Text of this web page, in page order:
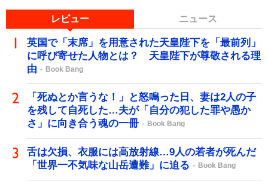
レビュー ニュース
英国で「末席」を用意された天皇陛下を「最前列」
に呼び寄せた人物とは？ 天皇陛下が尊敬される理
由
Book Bang
「死ぬとか言うな！」と怒鳴った日、妻は2人の子
を残して自死した…夫が「自分の犯した罪や愚か
さ」に向き合う魂の一冊
Book Bang
舌は欠損、衣服には高放射線…9人の若者が死んだ
「世界一不気味な山岳遭難」に迫る
Book Bang